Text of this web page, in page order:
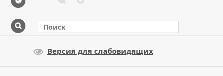
Версия для слабовидящих